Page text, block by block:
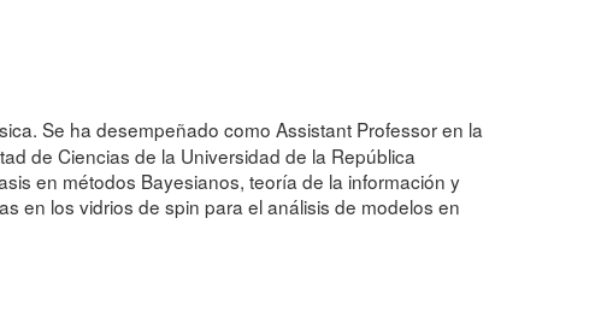
Se ha desempeñado como Assistant Professor en la
de Ciencias de la Universidad de la República
en métodos Bayesianos, teoría de la información y
en los vidrios de spin para el análisis de modelos en